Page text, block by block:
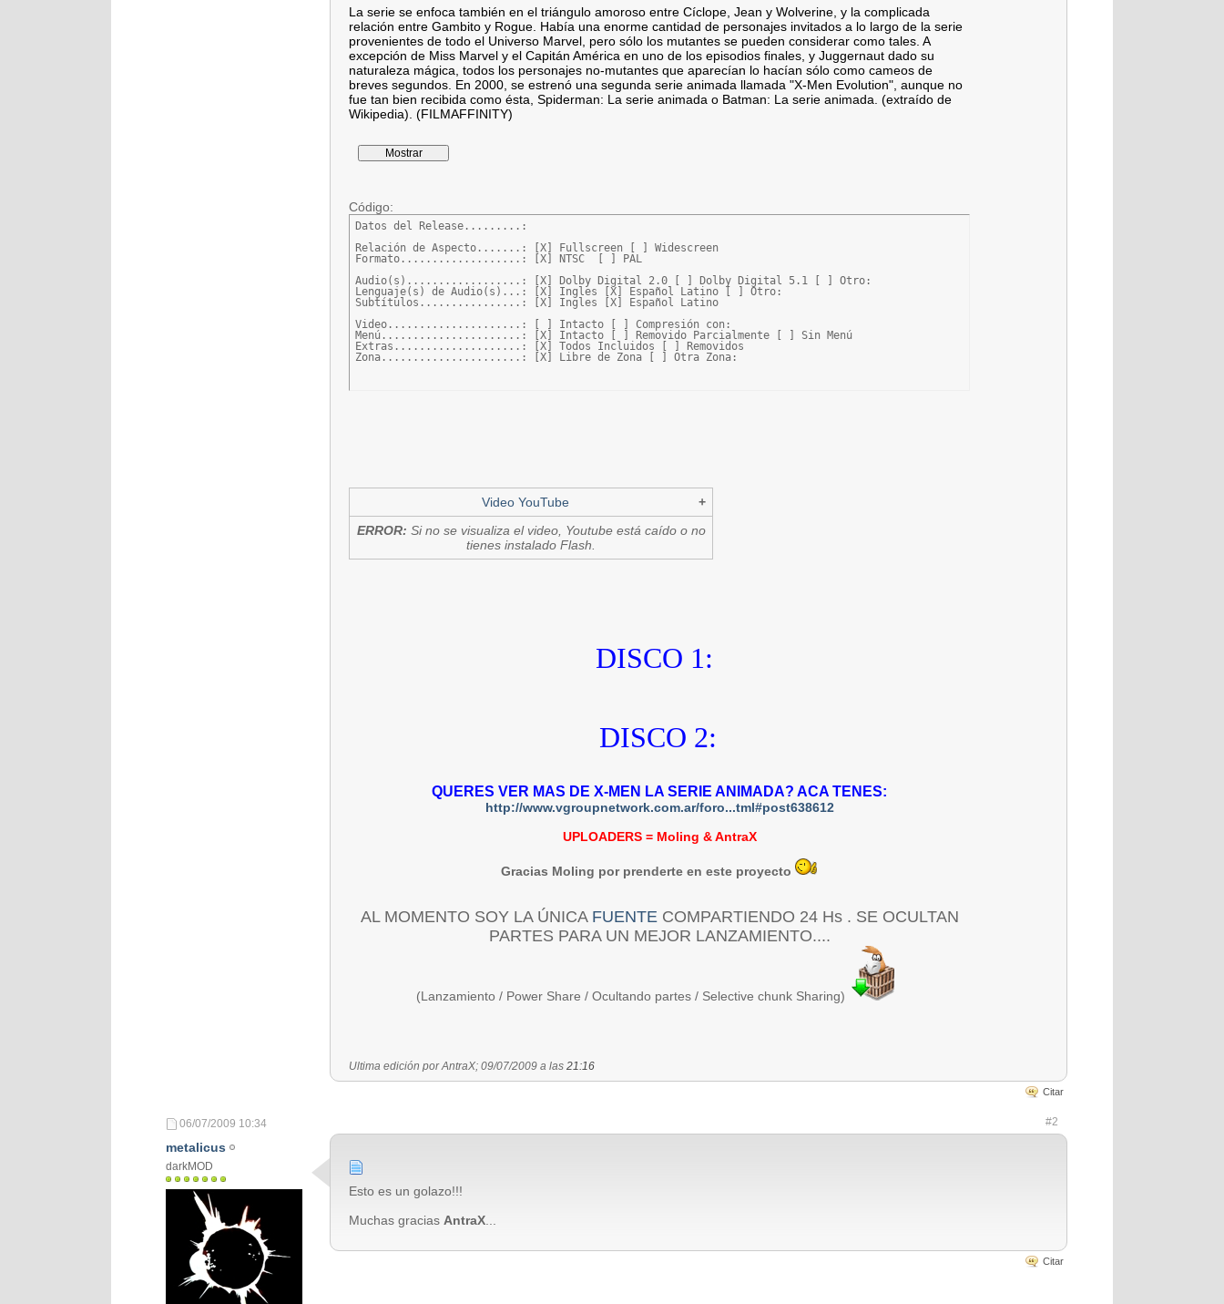
La serie se enfoca también en el triángulo amoroso entre Cíclope, Jean y Wolverine, y la complicada
relación entre Gambito y Rogue. Había una enorme cantidad de personajes invitados a lo largo de la serie
provenientes de todo el Universo Marvel, pero sólo los mutantes se pueden considerar como tales. A
excepción de Miss Marvel y el Capitán América en uno de los episodios finales, y Juggernaut dado su
naturaleza mágica, todos los personajes no-mutantes que aparecían lo hacían sólo como cameos de
breves segundos. En 2000, se estrenó una segunda serie animada llamada "X-Men Evolution", aunque no
fue tan bien recibida como ésta, Spiderman: La serie animada o Batman: La serie animada. (extraído de
Wikipedia). (FILMAFFINITY)
Código:
Datos del Release.........:
Relación de Aspecto.......: [X] Fullscreen [ ] Widescreen
Formato...................: [X] NTSC  [ ] PAL
Audio(s)..................: [X] Dolby Digital 2.0 [ ] Dolby Digital 5.1 [ ] Otro:
Lenguaje(s) de Audio(s)...: [X] Ingles [X] Español Latino [ ] Otro:
Subtítulos................: [X] Ingles [X] Español Latino
Video.....................: [ ] Intacto [ ] Compresión con:
Menú......................: [X] Intacto [ ] Removido Parcialmente [ ] Sin Menú
Extras....................: [X] Todos Incluidos [ ] Removidos
Zona......................: [X] Libre de Zona [ ] Otra Zona:
+
Video YouTube
ERROR: Si no se visualiza el video, Youtube está caído o no
tienes instalado Flash.
DISCO 1:
DISCO 2:
QUERES VER MAS DE X-MEN LA SERIE ANIMADA? ACA TENES:
http://www.vgroupnetwork.com.ar/foro...tml#post638612
UPLOADERS = Moling & AntraX
Gracias Moling por prenderte en este proyecto
AL MOMENTO SOY LA ÚNICA FUENTECOMPARTIENDO 24 Hs . SE OCULTAN
PARTES PARA UN MEJOR LANZAMIENTO....
(Lanzamiento / Power Share / Ocultando partes / Selective chunk Sharing)
Última edición por AntraX; 09/07/2009 a las 21:16
Citar
06/07/2009 10:34 #2
metalicus
darkMOD
Esto es un golazo!!!
Muchas gracias AntraX
Citar